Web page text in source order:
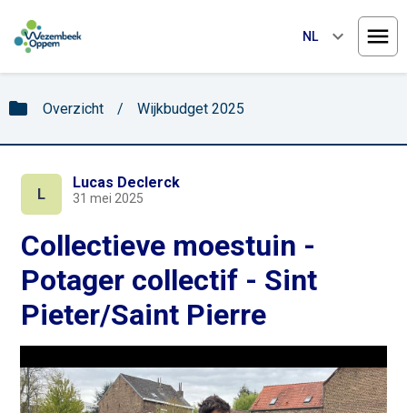
NL keyboard_arrow_down
folder Overzicht / Wijkbudget 2025
L
Lucas Declerck
31 mei 2025
Collectieve moestuin -
Potager collectif - Sint
Pieter/Saint Pierre